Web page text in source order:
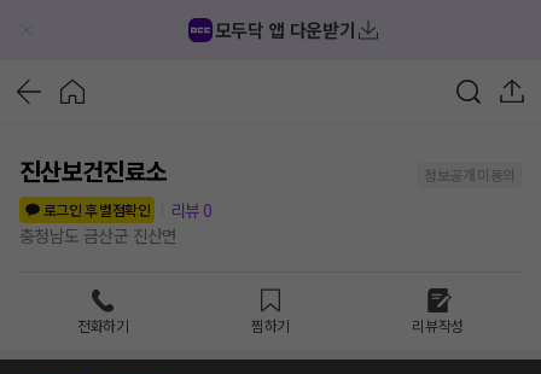
모두닥 앱 다운받기
진산보건진료소
정보공개 미동의
로그인 후 별점확인
리뷰 0
충청남도 금산군 진산면
전화하기 찜하기 리뷰작성